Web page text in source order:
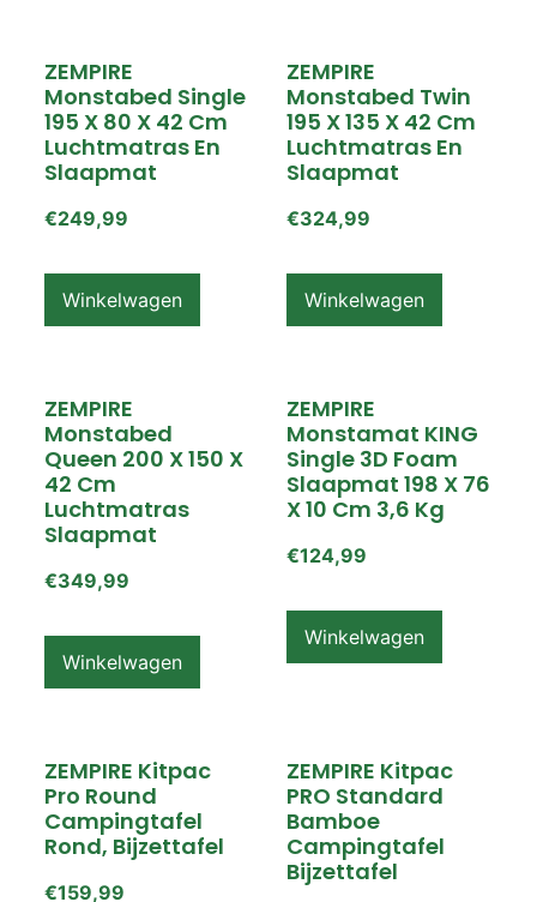
ZEMPIRE
Monstabed Single
195 X 80 X 42 Cm
Luchtmatras En
Slaapmat
€249,99
Winkelwagen
ZEMPIRE
Monstabed Twin
195 X 135 X 42 Cm
Luchtmatras En
Slaapmat
€324,99
Winkelwagen
ZEMPIRE
Monstabed
Queen 200 X 150 X
42 Cm
Luchtmatras
Slaapmat
€349,99
Winkelwagen
ZEMPIRE
Monstamat KING
Single 3D Foam
Slaapmat 198 X 76
X 10 Cm 3,6 Kg
€124,99
Winkelwagen
ZEMPIRE Kitpac
Pro Round
Campingtafel
Rond, Bijzettafel
€159,99
ZEMPIRE Kitpac
PRO Standard
Bamboe
Campingtafel
Bijzettafel